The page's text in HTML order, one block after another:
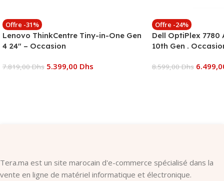
Offre -31%
Lenovo ThinkCentre Tiny-in-One Gen
4 24″ – Occasion
7.819,00Dhs 5.399,00 Dhs
Offre -24%
Dell OptiPlex 7780
10th Gen .
8.599,00Dhs
Tera.ma est un site marocain d'e-commerce spécialisé dans la
vente en ligne de matériel informatique et électronique.